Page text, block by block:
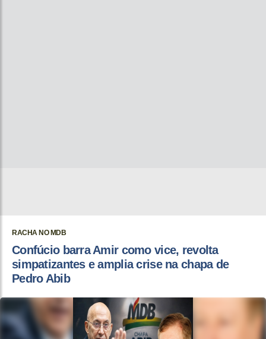
RACHA NO MDB
Confúcio barra Amir como vice, revolta
simpatizantes e amplia crise na chapa de
Pedro Abib